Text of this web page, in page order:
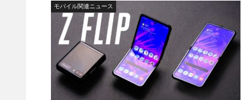
モバイル関連ニュース